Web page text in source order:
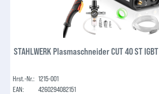
STAHLWERK Plasmaschneider CUT 40 ST IGBT
Hrst.-Nr.: 1215-001
EAN:
4260294082151